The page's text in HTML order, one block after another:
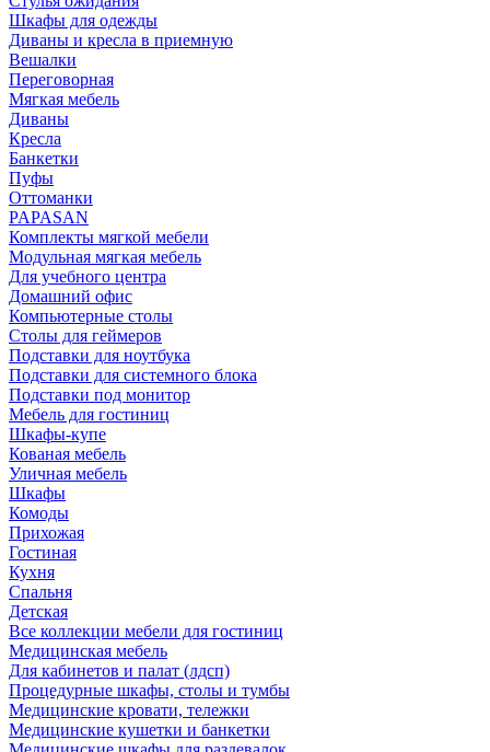
Шкафы для одежды
Диваны и кресла в приемную
Вешалки
Переговорная
Мягкая мебель
Диваны
Кресла
Банкетки
Пуфы
Оттоманки
PAPASAN
Комплекты мягкой мебели
Модульная мягкая мебель
Для учебного центра
Домашний офис
Компьютерные столы
Столы для геймеров
Подставки для ноутбука
Подставки для системного блока
Подставки под монитор
Мебель для гостиниц
Шкафы-купе
Кованая мебель
Уличная мебель
Шкафы
Комоды
Прихожая
Гостиная
Кухня
Спальня
Детская
Все коллекции мебели для гостиниц
Медицинская мебель
Для кабинетов и палат (лдсп)
Процедурные шкафы, столы и тумбы
Медицинские кровати, тележки
Медицинские кушетки и банкетки